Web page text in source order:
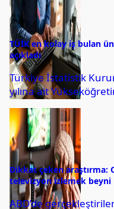
TÜİK en kolay iş bulan
açıkladı
Türkiye İstatistik
yılına ait
Göstergeleri’ni
lisans mezunlarının
oranı...
Dikkat çeken araştırma:
televizyon izlemek
ABD’de